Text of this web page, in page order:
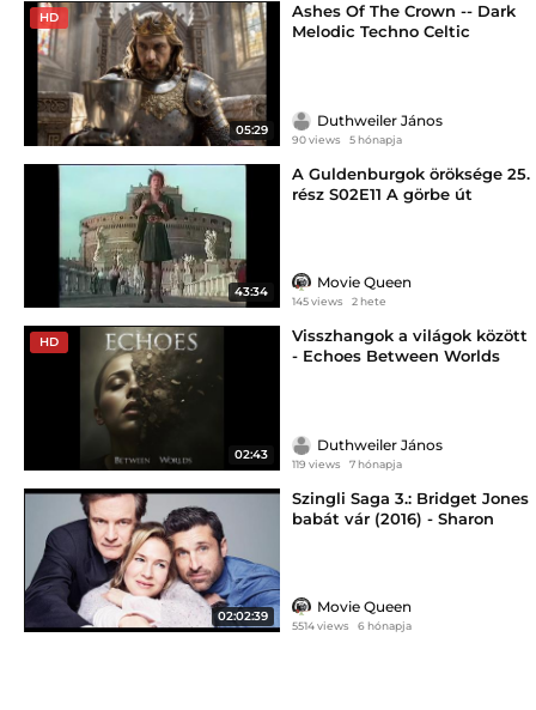
HD
05:29
Ashes Of The Crown -- Dark
Melodic Techno Celtic
Duthweiler János
90 views 5 hónapja
43:34
A Guldenburgok öröksége 25.
rész S02E11 A görbe út
Movie Queen
145 views 2 hete
HD
02:43
Visszhangok a világok között
- Echoes Between Worlds
Duthweiler János
119 views 7 hónapja
02:02:39
Szingli Saga 3.: Bridget Jones
babát vár (2016) - Sharon
Movie Queen
5514 views 6 hónapja